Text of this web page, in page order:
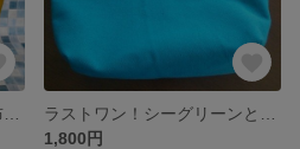
1,800円